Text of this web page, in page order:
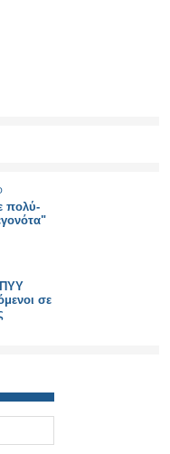
πολύ-
σε